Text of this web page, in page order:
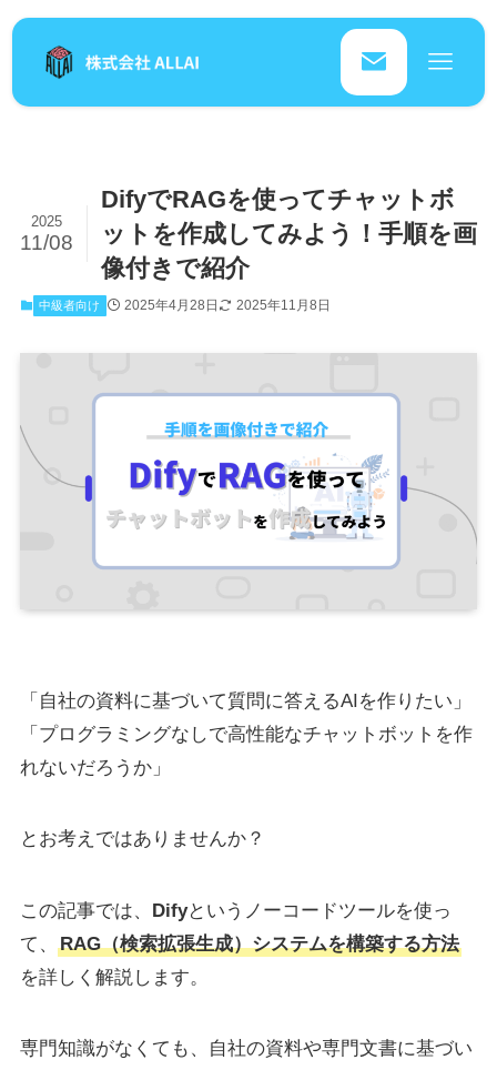
DifyでRAGを使ってチャットボ
ットを作成してみよう！手順を画
像付きで紹介
2025
11/08
中級者向け 2025年4月28日 2025年11月8日
「自社の資料に基づいて質問に答えるAIを作りたい」
「プログラミングなしで高性能なチャットボットを作
れないだろうか」
とお考えではありませんか？
この記事では、 Difyというノーコードツールを使っ
て、
RAG（検索拡張生成）システムを構築する方法
を詳しく解説します。
専門知識がなくても、自社の資料や専門文書に基づい